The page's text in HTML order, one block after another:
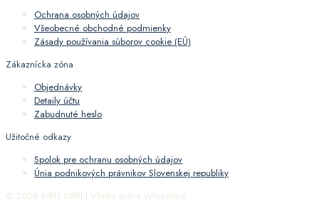
Ochrana osobných údajov
Všeobecné obchodné podmienky
Zásady používania súborov cookie (EÚ)
Zákaznícka zóna
Objednávky
Detaily účtu
Zabudnuté heslo
Užitočné odkazy
Spolok pre ochranu osobných údajov
Únia podnikových právnikov Slovenskej republiky
© 2026 IURIS LIBRI | Všetky práva vyhradené